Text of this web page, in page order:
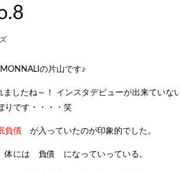
の片山です♪
たね～！ インスタデビューが出来ていな
りです・・・・笑
負債 が入っていたのが印象的でした。
には 負債 になっていっている。